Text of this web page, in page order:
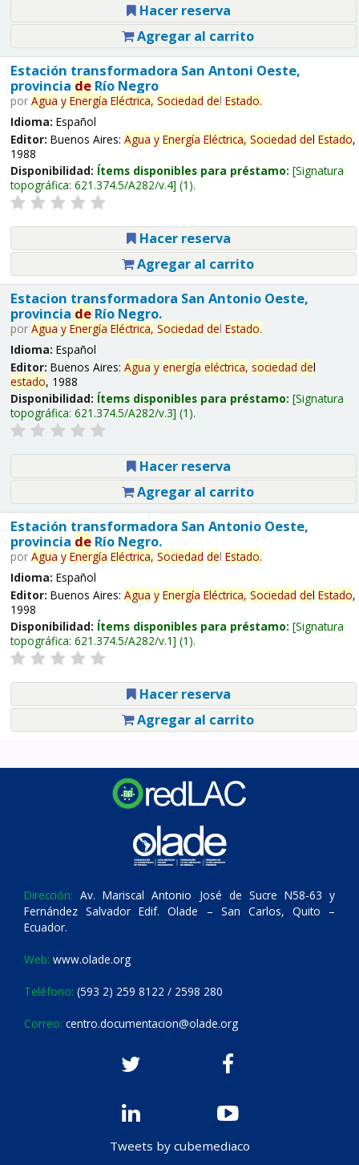
Hacer reserva
Agregar al carrito
Estación transformadora San Antoni Oeste,
provincia deRío Negro
por Agua y Energía Eléctrica, Sociedad del Estado.
Idioma: Español
Editor: Buenos Aires: Agua y Energía Eléctrica, Sociedad del Estado,
1988
Disponibilidad: Ítems disponibles para préstamo: Signatura
topográfica: 621.374.5/A282/v.4 (1).
Hacer reserva
Agregar al carrito
Estacion transformadora San Antonio Oeste,
provincia deRío Negro.
por Agua y Energía Eléctrica, Sociedad del Estado.
Idioma: Español
Editor: Buenos Aires: Agua y energía eléctrica, sociedad del
estado, 1988
Disponibilidad: Ítems disponibles para préstamo: Signatura
topográfica: 621.374.5/A282/v.3 (1).
Hacer reserva
Agregar al carrito
Estación transformadora San Antonio Oeste,
provincia deRío Negro.
por Agua y Energía Eléctrica, Sociedad del Estado.
Idioma: Español
Editor: Buenos Aires: Agua y Energía Eléctrica, Sociedad del Estado,
1998
Disponibilidad: Ítems disponibles para préstamo: Signatura
topográfica: 621.374.5/A282/v.1 (1).
Hacer reserva
Agregar al carrito
Dirección: Av. Mariscal Antonio José de Sucre N58-63 y
Fernández Salvador Edif. Olade – San Carlos, Quito –
Ecuador.
Web: www.olade.org
Teléfono: (593 2) 259 8122 / 2598 280
Correo: centro.documentacion@olade.org
Tweets by cubemediaco